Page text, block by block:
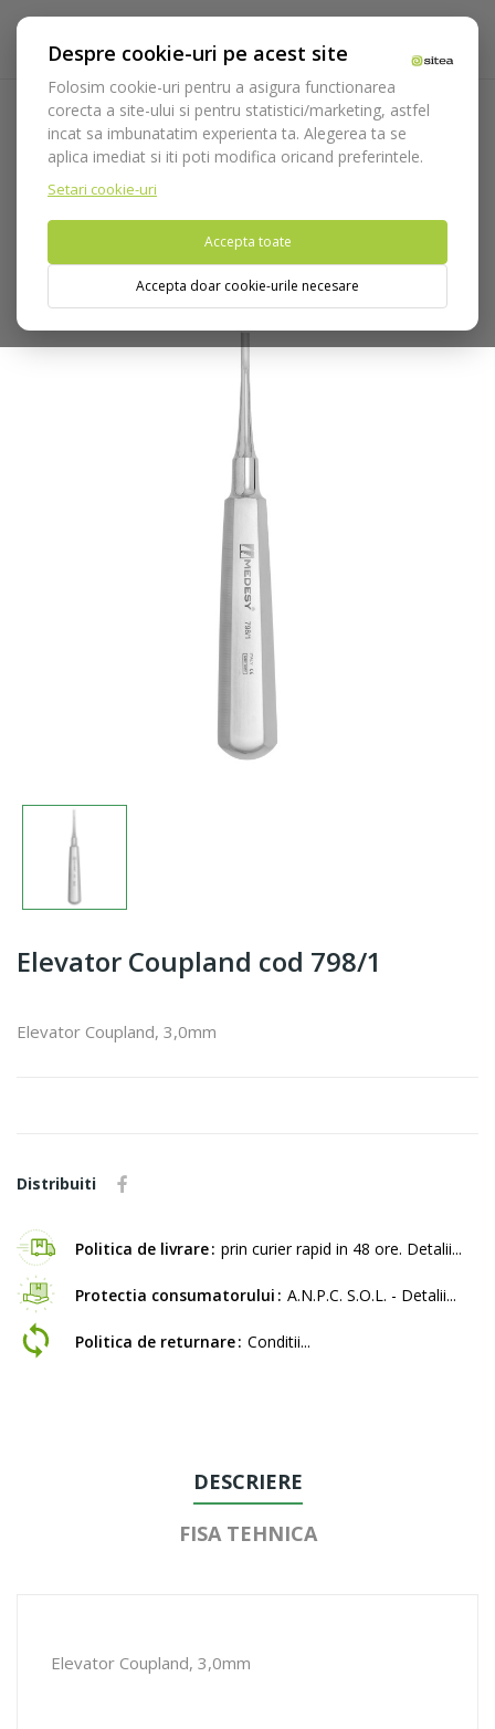
Despre cookie-uri pe acest site
Folosim cookie-uri pentru a asigura functionarea
corecta a site-ului si pentru statistici/marketing, astfel
incat sa imbunatatim experienta ta. Alegerea ta se
aplica imediat si iti poti modifica oricand preferintele.
Setari cookie-uri
Accepta toate
Accepta doar cookie-urile necesare
Acasa Instrumentar
Chirurgie si implantologie
Instrumentar extractie
Elevatoare / Luxatoare
Elevator
Coupland cod 798/1
Nu puteti plasa comenzi din tara din care accesati website-ul
(United States).
Elevator Coupland cod 798/1
Elevator Coupland, 3,0mm
Distribuiti
Politica de livrare prin curier rapid in 48 ore. Detalii...
Protectia consumatorului A.N.P.C. S.O.L. - Detalii...
Politica de returnare Conditii...
DESCRIERE
FISA TEHNICA
Elevator Coupland, 3,0mm